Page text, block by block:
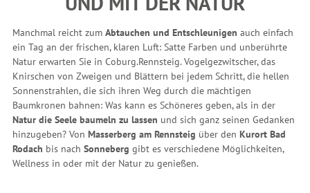
Manchmal reicht zum Abtauchen und Entschleunigen auch einfach
ein Tag an der frischen, klaren Luft: Satte Farben und unberührte
Natur erwarten Sie in Coburg.Rennsteig. Vogelgezwitscher, das
Knirschen von Zweigen und Blättern bei jedem Schritt, die hellen
Sonnenstrahlen, die sich ihren Weg durch die mächtigen
Baumkronen bahnen: Was kann es Schöneres geben, als in der
Natur die Seele baumeln zu lassen und sich ganz seinen Gedanken
hinzugeben? Von Masserberg am Rennsteig über den Kurort Bad
Rodach bis nach Sonneberg gibt es verschiedene Möglichkeiten,
Wellness in oder mit der Natur zu genießen.